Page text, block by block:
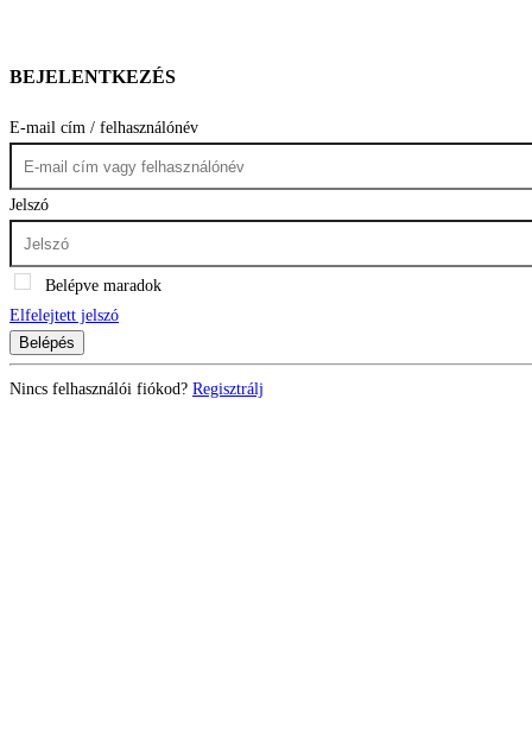
BEJELENTKEZÉS
E-mail cím / felhasználónév
Jelszó
Belépve maradok
Elfelejtett jelszó
Belépés
Nincs felhasználói fiókod? Regisztrálj